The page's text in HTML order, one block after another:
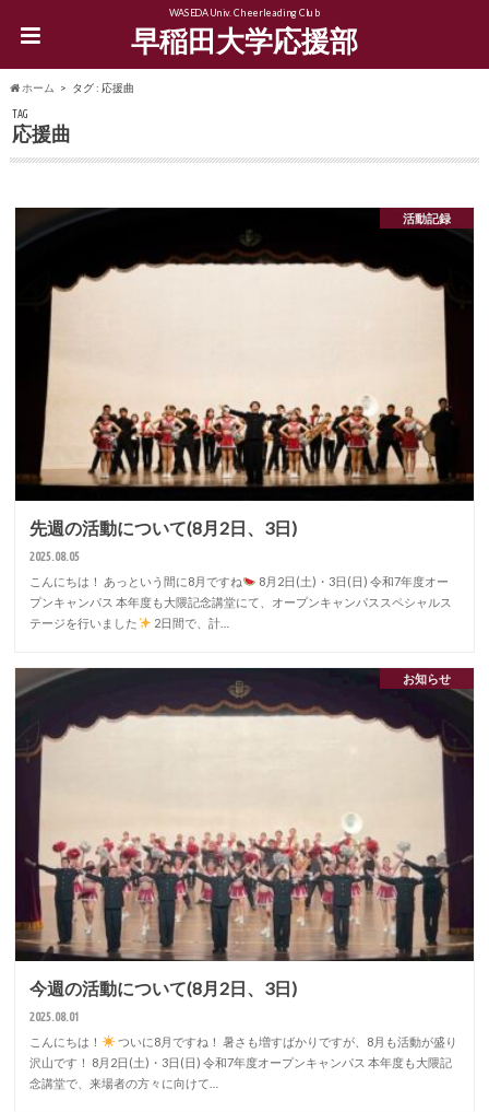
WASEDA Univ. Cheerleading Club
早稲田大学応援部
ホーム タグ : 応援曲
TAG
応援曲
活動記録
先週の活動について(8月2日、3日)
2025.08.05
こんにちは！ あっという間に8月ですね
8月2日(土)・3日(日) 令和7年度オー
プンキャンパス 本年度も大隈記念講堂にて、オープンキャンパススペシャルス
テージを行いました
2日間で、計…
お知らせ
今週の活動について(8月2日、3日)
2025.08.01
こんにちは！
ついに8月ですね！ 暑さも増すばかりですが、8月も活動が盛り
沢山です！ 8月2日(土)・3日(日) 令和7年度オープンキャンパス 本年度も大隈記
念講堂で、来場者の方々に向けて…